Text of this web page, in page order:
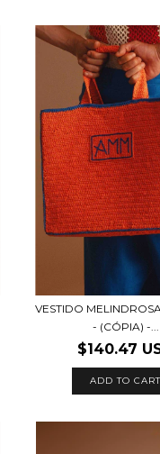
VESTIDO
- (CÓPIA) -...
$140.47